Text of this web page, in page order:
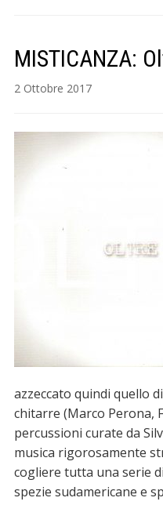
MISTICANZA:
2 Ottobre 2017
azzeccato quindi quello
chitarre (Marco Perona,
percussioni curate da
musica rigorosamente
cogliere tutta una serie
spezie sudamericane e